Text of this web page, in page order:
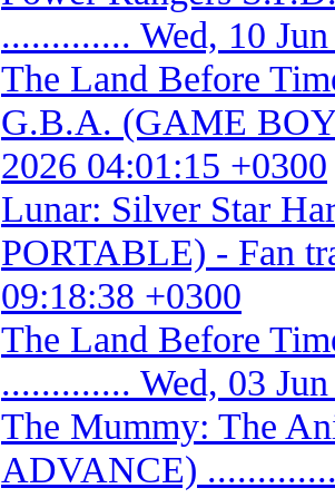
............. Wed, 10
The Land Before
G.B.A. (GAME
2026 04:01:15 +0300
Lunar: Silver Star
PORTABLE) - Fan
09:18:38 +0300
The Land Before
............. Wed, 03
The Mummy: The
ADVANCE)